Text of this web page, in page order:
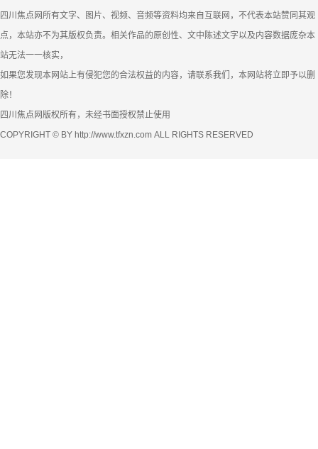
四川焦点网所有文字、图片、视频、音频等资料均来自互联网，不代表本站赞同其观
点，本站亦不为其版权负责。相关作品的原创性、文中陈述文字以及内容数据庞杂本
站无法一一核实，
如果您发现本网站上有侵犯您的合法权益的内容，请联系我们，本网站将立即予以删
除！
四川焦点网版权所有，未经书面授权禁止使用
COPYRIGHT © BY http://www.tfxzn.com ALL RIGHTS RESERVED